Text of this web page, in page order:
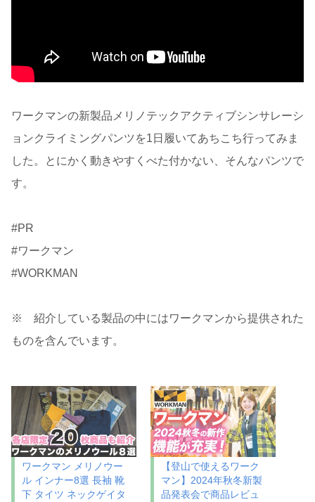
ワークマンの新製品メリノテックアクティブシンサレーシ
ョンクライミングパンツを1日履いてあちこち行ってみま
した。とにかく動きやすくべた付かない、そんなパンツで
す。
#PR
#ワークマン
#WORKMAN
※ 紹介している製品の中にはワークマンから提供された
ものを含んでいます。
ワークマン メリノウー
ル インナー8選 長袖 靴
下 タイツ ネックゲイタ
【登山で使えるワーク
マン】2024年秋冬新製
品発表会で商品レビュ